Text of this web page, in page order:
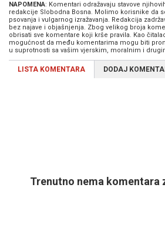
NAPOMENA: Komentari odražavaju stavove
redakcije Slobodna Bosna. Molimo korisnike da
psovanja i vulgarnog izražavanja. Redakcija
bez najave i objašnjenja. Zbog velikog broja
obrisati sve komentare koji krše pravila. Kao
mogućnost da među komentarima mogu biti
u suprotnosti sa vašim vjerskim, moralnim i
LISTA KOMENTARA DODAJ
Trenutno nema komentara